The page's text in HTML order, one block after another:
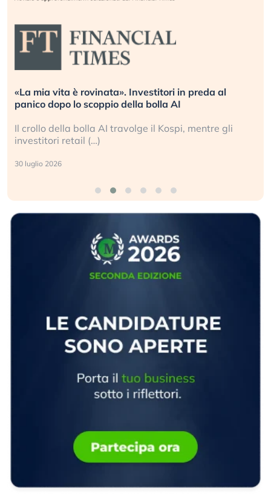
«La mia vita è rovinata». Investitori in preda al
panico dopo lo scoppio della bolla AI
Il crollo della bolla AI travolge il Kospi, mentre gli
investitori retail (…)
30 luglio 2026